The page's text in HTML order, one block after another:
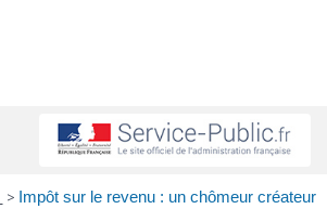
> Impôt sur le revenu : un chômeur créateur